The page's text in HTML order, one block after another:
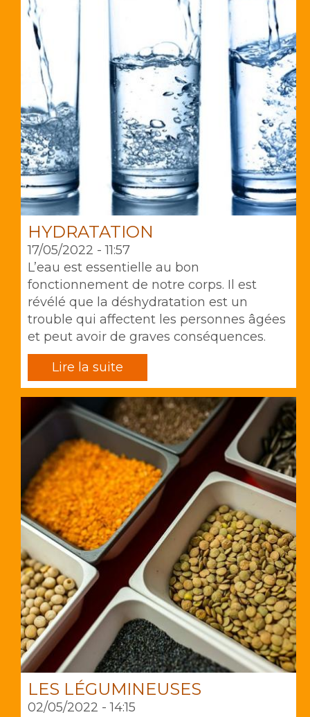
HYDRATATION
17/05/2022 - 11:57
L’eau est essentielle au bon
fonctionnement de notre corps. Il est
révélé que la déshydratation est un
trouble qui affectent les personnes âgées
et peut avoir de graves conséquences.
Lire la suite
LES LÉGUMINEUSES
02/05/2022 - 14:15